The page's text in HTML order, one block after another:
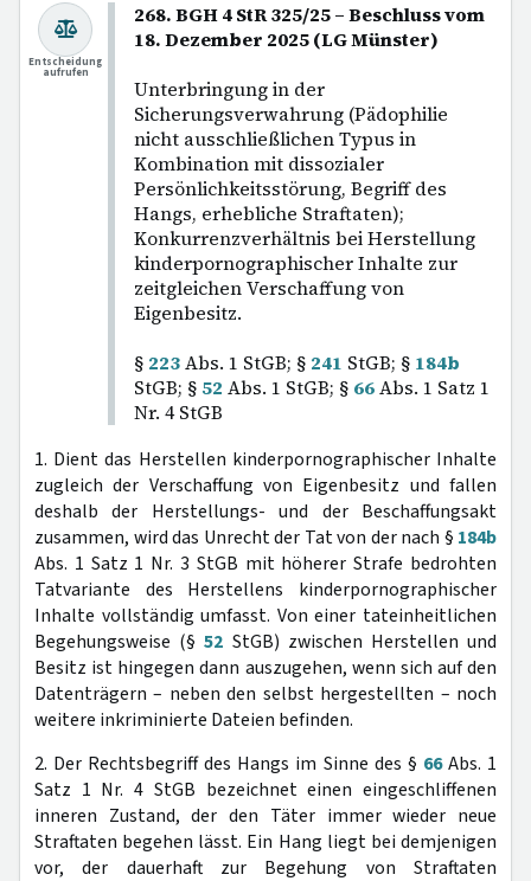
268. BGH 4 StR 325/25 – Beschluss vom
18. Dezember 2025 (LG Münster)
Unterbringung in der
Sicherungsverwahrung (Pädophilie
nicht ausschließlichen Typus in
Kombination mit dissozialer
Persönlichkeitsstörung, Begriff des
Hangs, erhebliche Straftaten);
Konkurrenzverhältnis bei Herstellung
kinderpornographischer Inhalte zur
zeitgleichen Verschaffung von
Eigenbesitz.
§ 223Abs. 1 StGB; § 241 StGB; § 184b
StGB; § 52 Abs. 1 StGB; § 66Abs. 1 Satz 1
Nr. 4 StGB
Entscheidung
aufrufen
1. Dient das Herstellen kinderpornographischer Inhalte
zugleich der Verschaffung von Eigenbesitz und fallen
deshalb der Herstellungs- und der Beschaffungsakt
zusammen, wird das Unrecht der Tat von der nach § 184b
Abs. 1 Satz 1 Nr. 3 StGB mit höherer Strafe bedrohten
Tatvariante des Herstellens kinderpornographischer
Inhalte vollständig umfasst. Von einer tateinheitlichen
Begehungsweise (§52 StGB) zwischen Herstellen und
Besitz ist hingegen dann auszugehen, wenn sich auf den
Datenträgern – neben den selbst hergestellten – noch
weitere inkriminierte Dateien befinden.
2. Der Rechtsbegriff des Hangs im Sinne des § 66Abs. 1
Satz 1 Nr. 4 StGB bezeichnet einen eingeschliffenen
inneren Zustand, der den Täter immer wieder neue
Straftaten begehen lässt. Ein Hang liegt bei demjenigen
vor, der dauerhaft zur Begehung von Straftaten